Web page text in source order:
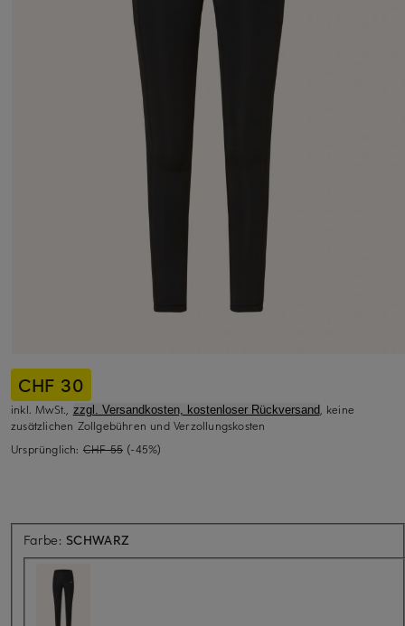
CHF 30
inkl. MwSt., zzgl. Versandkosten, kostenloser Rückversand, keine
zusätzlichen Zollgebühren und Verzollungskosten
Ursprünglich: CHF 55 (-45%)
Farbe: SCHWARZ